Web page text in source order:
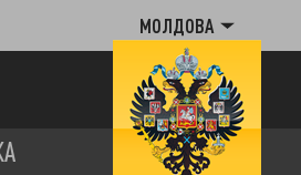
МОЛДОВА